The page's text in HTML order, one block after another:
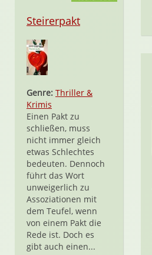
Steirerpakt
Genre: Thriller &
Krimis
Einen Pakt zu
schließen, muss
nicht immer gleich
etwas Schlechtes
bedeuten. Dennoch
führt das Wort
unweigerlich zu
Assoziationen mit
dem Teufel, wenn
von einem Pakt die
Rede ist. Doch es
gibt auch einen...